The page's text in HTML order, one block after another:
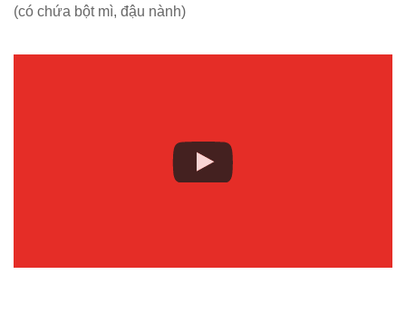
(có chứa bột mì, đậu nành)